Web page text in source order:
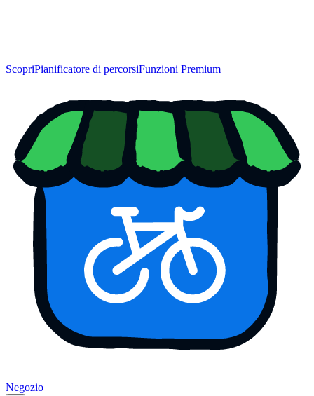
ScopriPianificatore di percorsiFunzioni Premium
Negozio